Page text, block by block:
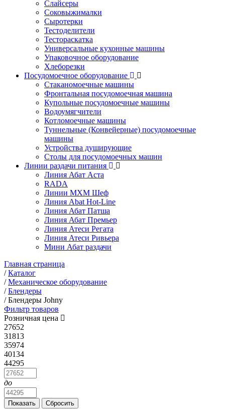
Слайсеры
Соковыжималки
Сыротерки
Тестоделители
Тестораскатка
Универсальные кухонные машины
Упаковочное оборудование
Хлеборезки
Посудомоечное оборудование
Стаканомоечные машины
Фронтальная посудомоечная машина
Купольные посудомоечные машины
Водоумягчители
Котломоечные машины
Туннельные (Конвейерные) посудомоечные
машины
Устройства душирующие
Столы для посудомоечных машин
Линии раздачи питания
Линия Абат Аста
RADA
Линии МХМ Шеф
Линия Abat Hot-Line
Линия Абат Патша
Линия Абат Премьер
Линия Атеси Регата
Линия Атеси Ривьера
Мини Абат раздачи
Главная страница
/Каталог
/Механическое оборудование
/Блендеры
/Блендеры Johny
Фильтр товаров
Розничная цена
27652
31813
35974
40134
44295
до